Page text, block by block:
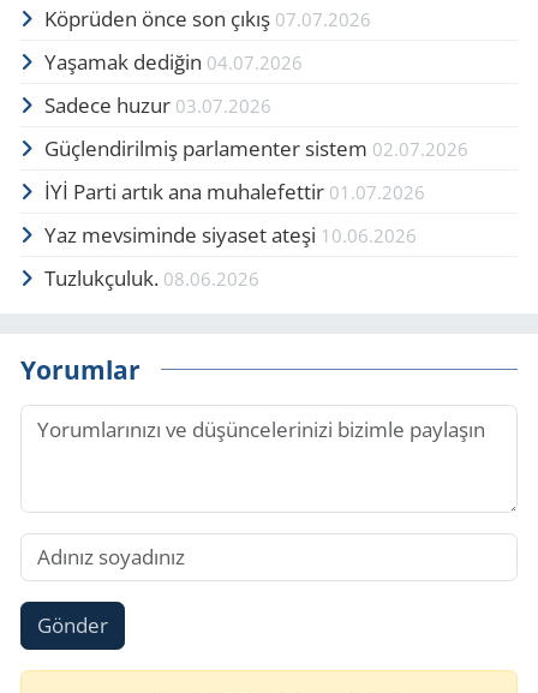
Köprüden önce son çıkış 07.07.2026
Yaşamak dediğin 04.07.2026
Sadece huzur 03.07.2026
Güçlendirilmiş parlamenter sistem 02.07.2026
İYİ Parti artık ana muhalefettir 01.07.2026
Yaz mevsiminde siyaset ateşi 10.06.2026
Tuzlukçuluk. 08.06.2026
Yorumlar
Gönder